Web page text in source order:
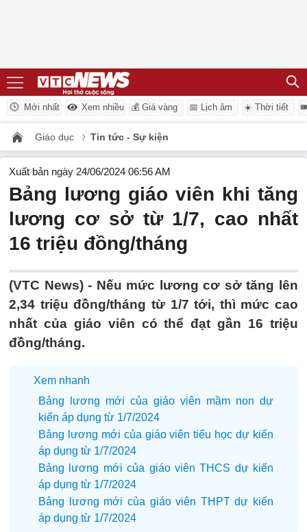
Mới nhất Xem nhiều 💰 Giá vàng 📅 Lịch âm ☀️ Thời tiết
Giáo dục Tin tức - Sự kiện
Xuất bản ngày 24/06/2024 06:56 AM
Bảng lương giáo viên khi tăng
lương cơ sở từ 1/7, cao nhất
16 triệu đồng/tháng
(VTC News) - Nếu mức lương cơ sở tăng lên
2,34 triệu đồng/tháng từ 1/7 tới, thì mức cao
nhất của giáo viên có thể đạt gần 16 triệu
đồng/tháng.
Xem nhanh
Bảng lương mới của giáo viên mầm non dự
kiến áp dụng từ 1/7/2024
Bảng lương mới của giáo viên tiểu học dự kiến
áp dụng từ 1/7/2024
Bảng lương mới của giáo viên THCS dự kiến
áp dụng từ 1/7/2024
Bảng lương mới của giáo viên THPT dự kiến
áp dụng từ 1/7/2024